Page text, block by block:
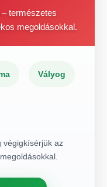
természetes
megoldásokkal.
Vályog
végigkísérjük az